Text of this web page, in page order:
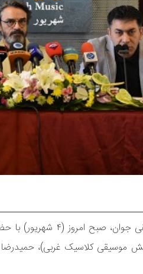
نشست خبری یازدهمین
موسیقی کلاسیک غربی)،